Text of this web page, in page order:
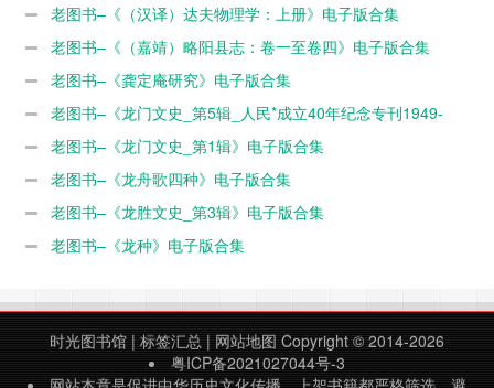
老图书–《（汉译）达夫物理学：上册》电子版合集
老图书–《（嘉靖）略阳县志：卷一至卷四》电子版合集
老图书–《龚定庵研究》电子版合集
老图书–《龙门文史_第5辑_人民*成立40年纪念专刊1949-
1989》电子版合集
老图书–《龙门文史_第1辑》电子版合集
老图书–《龙舟歌四种》电子版合集
老图书–《龙胜文史_第3辑》电子版合集
老图书–《龙种》电子版合集
时光图书馆 | 标签汇总 | 网站地图 Copyright © 2014-2026
粤ICP备2021027044号-3